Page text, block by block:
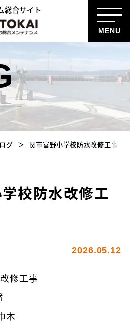
総合サイト
MENU
グ 関市富野小学校防水改修工事
校防水改修工
2026.05.12
修工事
木